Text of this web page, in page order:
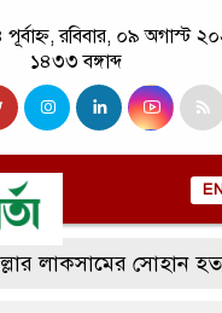
রবিবার, ০৯ অগাস্ট
১৪৩৩ বঙ্গাব্দ
সোহান হত্যা